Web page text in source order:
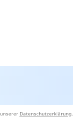
Datenschutzerklärung.